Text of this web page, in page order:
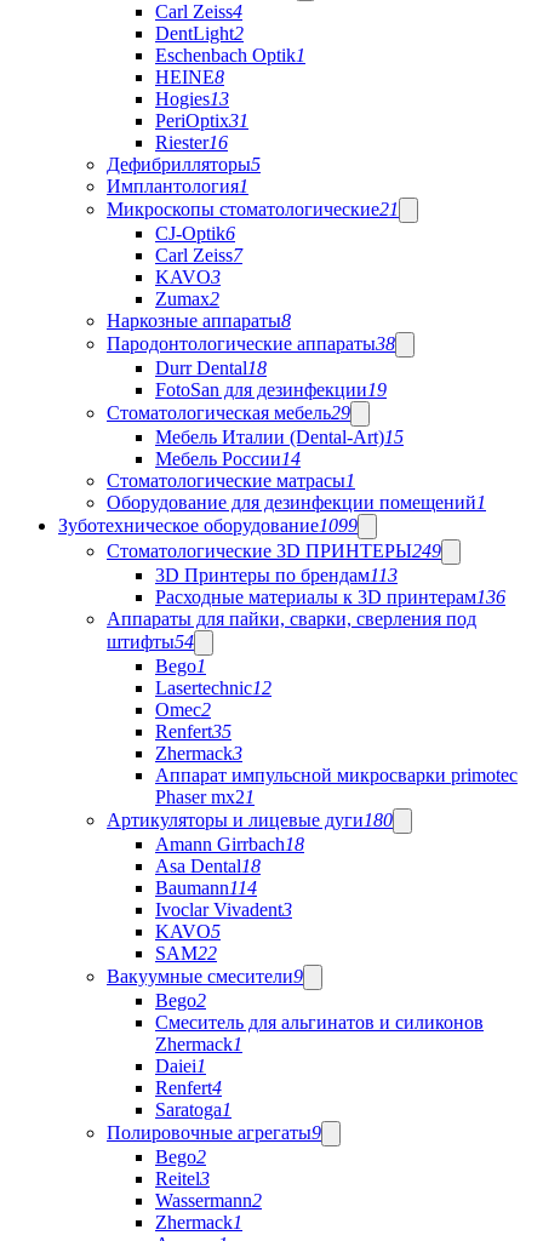
Carl Zeiss4
DentLight2
Eschenbach Optik1
HEINE8
Hogies13
PeriOptix31
Riester16
Дефибрилляторы5
Имплантология1
Микроскопы стоматологические21
CJ-Optik6
Carl Zeiss7
KAVO3
Zumax2
Наркозные аппараты8
Пародонтологические аппараты38
Durr Dental18
FotoSan для дезинфекции19
Стоматологическая мебель29
Мебель Италии (Dental-Art)15
Мебель России14
Стоматологические матрасы1
Оборудование для дезинфекции помещений1
Зуботехническое оборудование1099
Стоматологические 3D ПРИНТЕРЫ249
3D Принтеры по брендам113
Расходные материалы к 3D принтерам136
Аппараты для пайки, сварки, сверления под
штифты54
Bego1
Lasertechnic12
Omec2
Renfert35
Zhermack3
Аппарат импульсной микросварки primotec
Phaser mx21
Артикуляторы и лицевые дуги180
Amann Girrbach18
Asa Dental18
Baumann114
Ivoclar Vivadent3
KAVO5
SAM22
Вакуумные смесители9
Bego2
Cмеситель для альгинатов и силиконов
Zhermack1
Daiei1
Renfert4
Saratoga1
Полировочные агрегаты9
Bego2
Reitel3
Wassermann2
Zhermack1